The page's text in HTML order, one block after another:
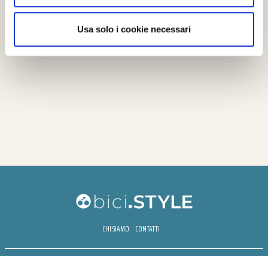
Usa solo i cookie necessari
CHI SIAMO CONTATTI